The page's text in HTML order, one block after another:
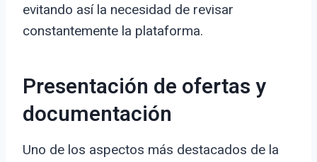
evitando así la necesidad de revisar
constantemente la plataforma.
Presentación de ofertas y
documentación
Uno de los aspectos más destacados de la